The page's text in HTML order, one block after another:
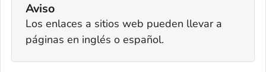
Aviso
Los enlaces a sitios web pueden llevar a
páginas en inglés o español.